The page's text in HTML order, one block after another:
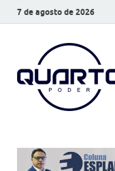
7 de agosto de 2026